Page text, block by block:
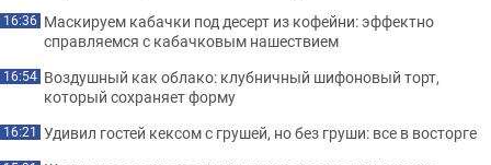
16:36 Маскируем кабачки под десерт из кофейни: эффектно
справляемся с кабачковым нашествием
16:54 Воздушный как облако: клубничный шифоновый торт,
который сохраняет форму
16:21 Удивил гостей кексом с грушей, но без груши: все в восторге